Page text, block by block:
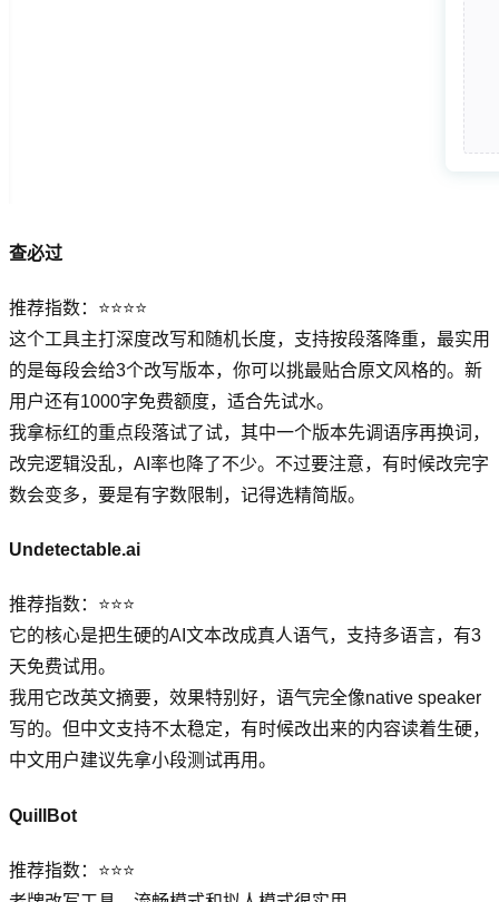
查必过
推荐指数：⭐⭐⭐⭐
这个工具主打深度改写和随机长度，支持按段落降重，最实用
的是每段会给3个改写版本，你可以挑最贴合原文风格的。新
用户还有1000字免费额度，适合先试水。
我拿标红的重点段落试了试，其中一个版本先调语序再换词，
改完逻辑没乱，AI率也降了不少。不过要注意，有时候改完字
数会变多，要是有字数限制，记得选精简版。
Undetectable.ai
推荐指数：⭐⭐⭐
它的核心是把生硬的AI文本改成真人语气，支持多语言，有3
天免费试用。
我用它改英文摘要，效果特别好，语气完全像native speaker
写的。但中文支持不太稳定，有时候改出来的内容读着生硬，
中文用户建议先拿小段测试再用。
QuillBot
推荐指数：⭐⭐⭐